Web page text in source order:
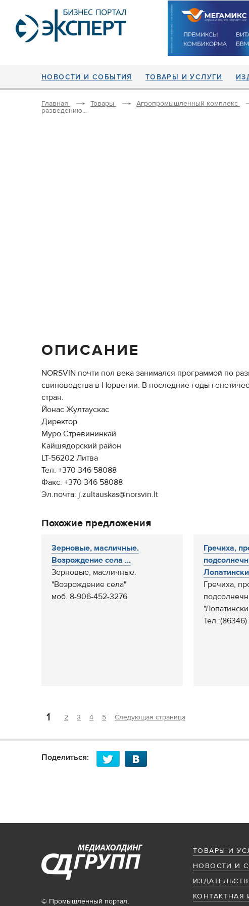
НОВОСТИ И СОБЫТИЯ ТОВАРЫ И УСЛУГИ
Главная Товары Агропромышленный комплекс
разведению...
ОПИСАНИЕ
NORSVIN почти пол века занимался программой по
свиноводства в Норвегии. В последние годы
стран.
Йонас Жултаускас
Директор
Муро Стревининкай
Кайшядорский район
LT-56202 Литва
Тел: +370 346 58088
Факс: +370 346 58088
Эл.почта: j.zultauskas@norsvin.lt
Похожие предложения
Зерновые, масличные.
Возрождение села ...
Зерновые, масличные.
"Возрождение села"
моб. 8-906-452-3276
Гречиха,
Гречиха,
1 2 3 4 5 Следующая страница
Поделиться:
ТОВАРЫ И
НОВОСТИ И
© Промышленный портал,